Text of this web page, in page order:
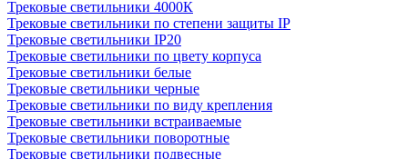
Трековые светильники 4000К
Трековые светильники по степени защиты IP
Трековые светильники IP20
Трековые светильники по цвету корпуса
Трековые светильники белые
Трековые светильники черные
Трековые светильники по виду крепления
Трековые светильники встраиваемые
Трековые светильники поворотные
Трековые светильники подвесные